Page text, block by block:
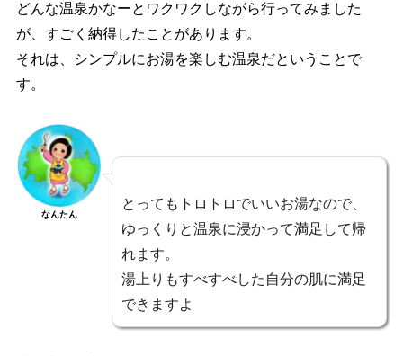
どんな温泉かなーとワクワクしながら行ってみました
が、すごく納得したことがあります。
それは、シンプルにお湯を楽しむ温泉だということで
す。
なんたん
とってもトロトロでいいお湯なので、
ゆっくりと温泉に浸かって満足して帰
れます。
湯上りもすべすべした自分の肌に満足
できますよ